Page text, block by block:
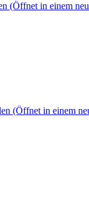
(Öffnet in einem
(Öffnet in einem